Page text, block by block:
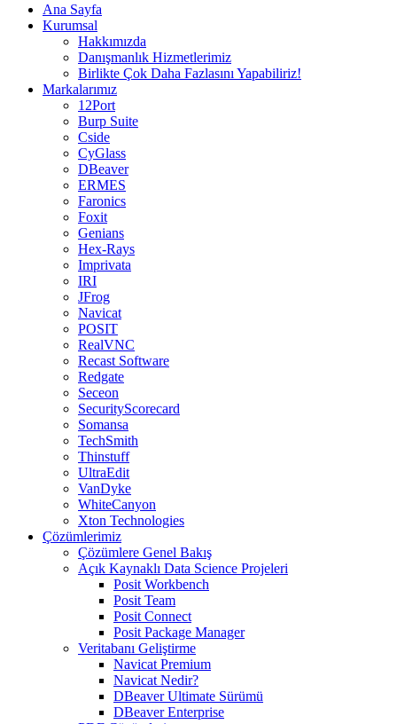
Ana Sayfa
Kurumsal
Hakkımızda
Danışmanlık Hizmetlerimiz
Birlikte Çok Daha Fazlasını Yapabiliriz!
Markalarımız
12Port
Burp Suite
Cside
CyGlass
DBeaver
ERMES
Faronics
Foxit
Genians
Hex-Rays
Imprivata
IRI
JFrog
Navicat
POSIT
RealVNC
Recast Software
Redgate
Seceon
SecurityScorecard
Somansa
TechSmith
Thinstuff
UltraEdit
VanDyke
WhiteCanyon
Xton Technologies
Çözümlerimiz
Çözümlere Genel Bakış
Açık Kaynaklı Data Science Projeleri
Posit Workbench
Posit Team
Posit Connect
Posit Package Manager
Veritabanı Geliştirme
Navicat Premium
Navicat Nedir?
DBeaver Ultimate Sürümü
DBeaver Enterprise